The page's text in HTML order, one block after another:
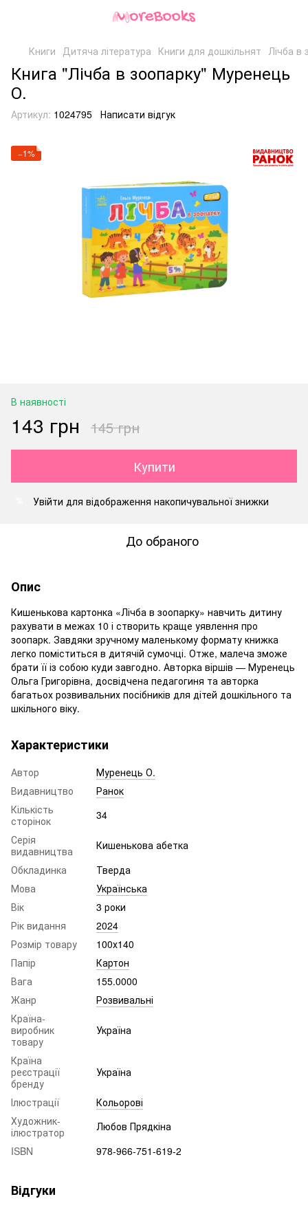
Книги Дитяча література Книги для дошкільнят Лічба в
Книга "Лічба в зоопарку" Муренець
О.
Артикул: 1024795 Написати відгук
−1%
В наявності
143 грн 145 грн
Купити
Увійти для відображення накопичувальної знижки
До обраного
Опис
Кишенькова картонка «Лічба в зоопарку» навчить дитину
рахувати в межах 10 і створить краще уявлення про
зоопарк. Завдяки зручному маленькому формату книжка
легко поміститься в дитячій сумочці. Отже, малеча зможе
брати її із собою куди завгодно. Авторка віршів — Муренець
Ольга Григорівна, досвідчена педагогиня та авторка
багатьох розвивальних посібників для дітей дошкільного та
шкільного віку.
Характеристики
Автор
Муренець О.
Видавництво
Ранок
Кількість
сторінок
34
Серія
видавництва
Кишенькова абетка
Обкладинка
Тверда
Мова
Українська
Вік
3 роки
Рік видання
2024
Розмір товару
100х140
Папір
Картон
Вага
155.0000
Жанр
Розвивальні
Країна-
виробник
товару
Україна
Країна
реєстрації
бренду
Україна
Ілюстрації
Кольорові
Художник-
ілюстратор
Любов Прядкіна
ISBN
978-966-751-619-2
Відгуки